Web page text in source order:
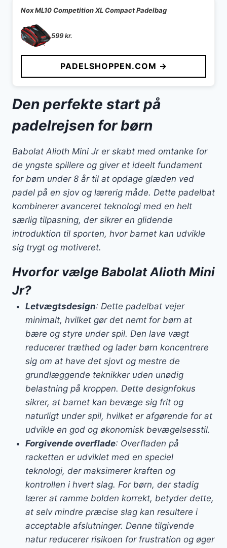
Nox ML10 Competition XL Compact Padelbag
599kr.
PADELSHOPPEN.COM →
Den perfekte start på
padelrejsen for børn
Babolat Alioth Mini Jr er skabt med omtanke for
de yngste spillere og giver et ideelt fundament
for børn under 8 år til at opdage glæden ved
padel på en sjov og lærerig måde. Dette padelbat
kombinerer avanceret teknologi med en helt
særlig tilpasning, der sikrer en glidende
introduktion til sporten, hvor barnet kan udvikle
sig trygt og motiveret.
Hvorfor vælge Babolat Alioth Mini
Jr?
Letvægtsdesign: Dette padelbat vejer
minimalt, hvilket gør det nemt for børn at
bære og styre under spil. Den lave vægt
reducerer træthed og lader børn koncentrere
sig om at have det sjovt og mestre de
grundlæggende teknikker uden unødig
belastning på kroppen. Dette designfokus
sikrer, at barnet kan bevæge sig frit og
naturligt under spil, hvilket er afgørende for at
udvikle en god og økonomisk bevægelsesstil.
Forgivende overflade: Overfladen på
racketten er udviklet med en speciel
teknologi, der maksimerer kraften og
kontrollen i hvert slag. For børn, der stadig
lærer at ramme bolden korrekt, betyder dette,
at selv mindre præcise slag kan resultere i
acceptable afslutninger. Denne tilgivende
natur reducerer risikoen for frustration og øger